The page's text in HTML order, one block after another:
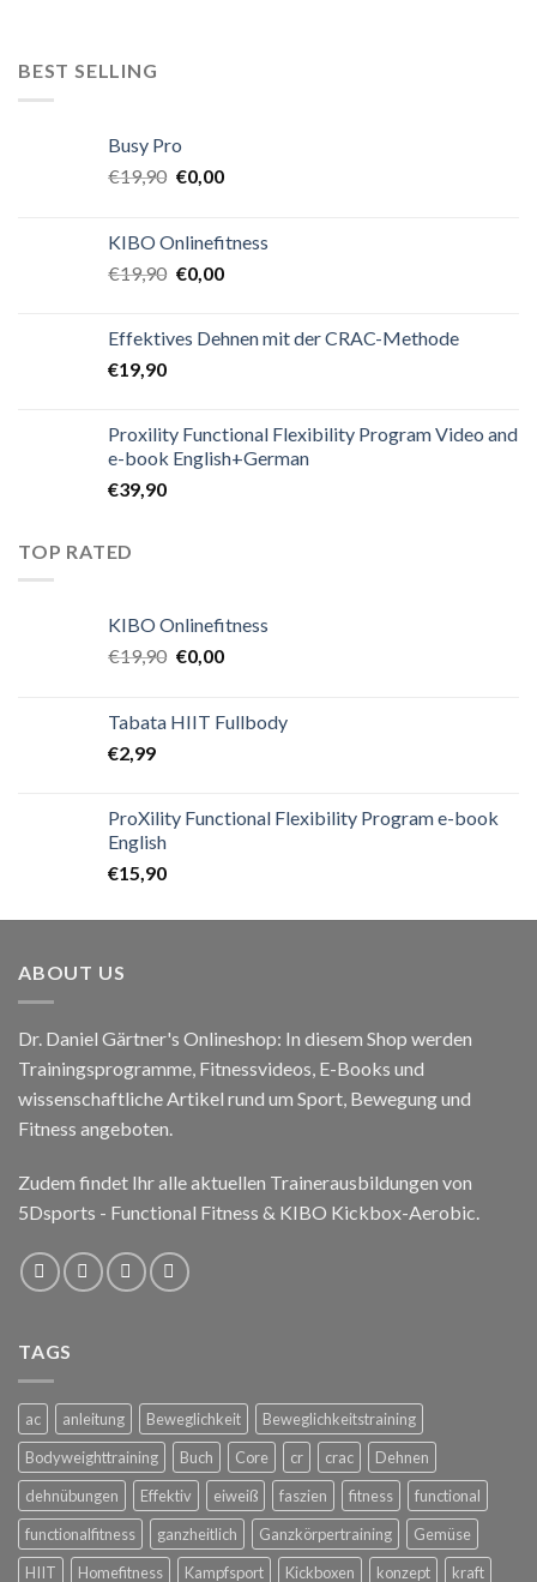
BEST SELLING
Busy Pro
€19,90 €0,00
KIBO Onlinefitness
€19,90 €0,00
Effektives Dehnen mit der CRAC-Methode
€19,90
Proxility Functional Flexibility Program Video and
e-book English+German
€39,90
TOP RATED
KIBO Onlinefitness
€19,90 €0,00
Tabata HIIT Fullbody
€2,99
ProXility Functional Flexibility Program e-book
English
€15,90
ABOUT US
Dr. Daniel Gärtner's Onlineshop: In diesem Shop werden
Trainingsprogramme, Fitnessvideos, E-Books und
wissenschaftliche Artikel rund um Sport, Bewegung und
Fitness angeboten.
Zudem findet Ihr alle aktuellen Trainerausbildungen von
5Dsports - Functional Fitness & KIBO Kickbox-Aerobic.
TAGS
ac anleitung Beweglichkeit
Beweglichkeitstraining
Bodyweighttraining
Buch Core cr crac
Dehnen
dehnübungen
Effektiv eiweiß faszien fitness
functional
functionalfitness
ganzheitlich Ganzkörpertraining
Gemüse
HIIT
Homefitness Kampfsport Kickboxen konzept kraft